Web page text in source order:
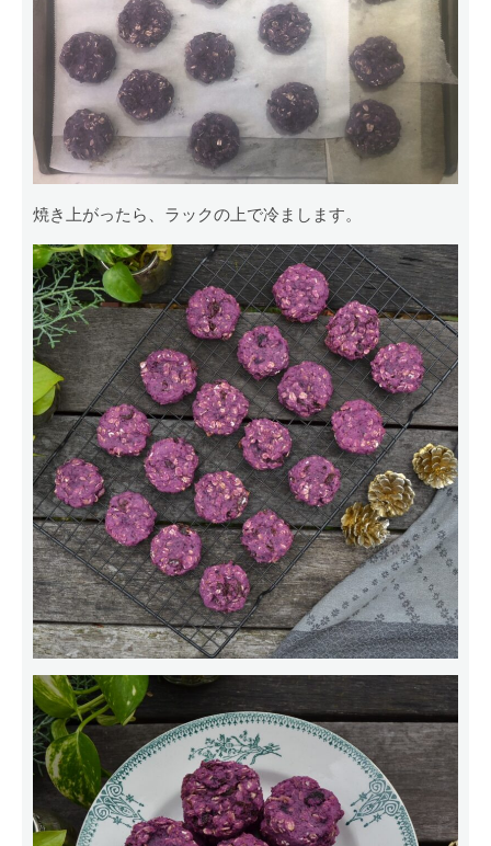
焼き上がったら、ラックの上で冷まします。